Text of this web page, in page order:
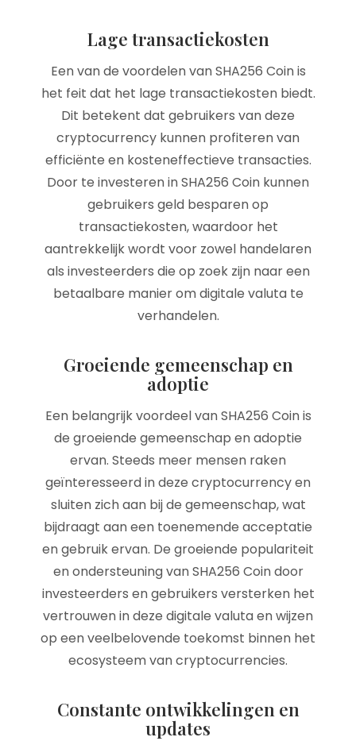
Lage transactiekosten
Een van de voordelen van SHA256 Coin is
het feit dat het lage transactiekosten biedt.
Dit betekent dat gebruikers van deze
cryptocurrency kunnen profiteren van
efficiënte en kosteneffectieve transacties.
Door te investeren in SHA256 Coin kunnen
gebruikers geld besparen op
transactiekosten, waardoor het
aantrekkelijk wordt voor zowel handelaren
als investeerders die op zoek zijn naar een
betaalbare manier om digitale valuta te
verhandelen.
Groeiende gemeenschap en
adoptie
Een belangrijk voordeel van SHA256 Coin is
de groeiende gemeenschap en adoptie
ervan. Steeds meer mensen raken
geïnteresseerd in deze cryptocurrency en
sluiten zich aan bij de gemeenschap, wat
bijdraagt aan een toenemende acceptatie
en gebruik ervan. De groeiende populariteit
en ondersteuning van SHA256 Coin door
investeerders en gebruikers versterken het
vertrouwen in deze digitale valuta en wijzen
op een veelbelovende toekomst binnen het
ecosysteem van cryptocurrencies.
Constante ontwikkelingen en
updates